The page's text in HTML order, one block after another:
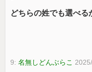
どちらの姓でも選べる
9:名無しどんぶらこ